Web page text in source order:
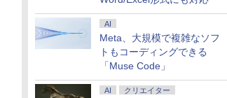
AI
Meta、大規模で複雑なソフ
トもコーディングできる
「Muse Code」
AI クリエイター